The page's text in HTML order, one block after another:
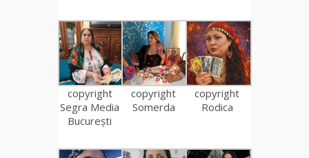
copyright
Segra Media
București
copyright
Somerda
copyright
Rodica